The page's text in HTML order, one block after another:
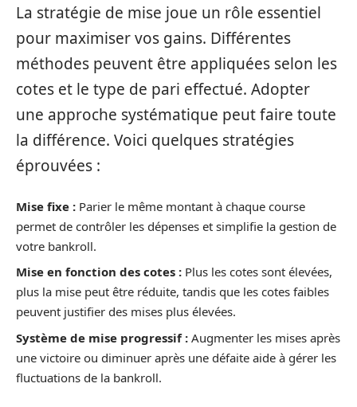
La stratégie de mise joue un rôle essentiel
pour maximiser vos gains. Différentes
méthodes peuvent être appliquées selon les
cotes et le type de pari effectué. Adopter
une approche systématique peut faire toute
la différence. Voici quelques stratégies
éprouvées :
Mise fixe : Parier le même montant à chaque course
permet de contrôler les dépenses et simplifie la gestion de
votre bankroll.
Mise en fonction des cotes : Plus les cotes sont élevées,
plus la mise peut être réduite, tandis que les cotes faibles
peuvent justifier des mises plus élevées.
Système de mise progressif : Augmenter les mises après
une victoire ou diminuer après une défaite aide à gérer les
fluctuations de la bankroll.